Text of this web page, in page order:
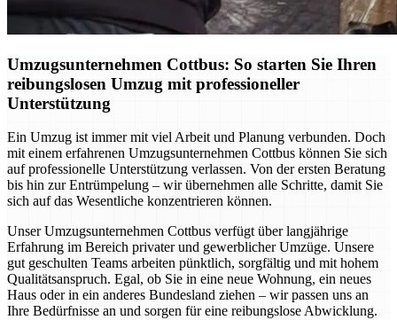
Umzugsunternehmen Cottbus: So starten Sie Ihren
reibungslosen Umzug mit professioneller
Unterstützung
Ein Umzug ist immer mit viel Arbeit und Planung verbunden. Doch
mit einem erfahrenen Umzugsunternehmen Cottbus können Sie sich
auf professionelle Unterstützung verlassen. Von der ersten Beratung
bis hin zur Entrümpelung – wir übernehmen alle Schritte, damit Sie
sich auf das Wesentliche konzentrieren können.
Unser Umzugsunternehmen Cottbus verfügt über langjährige
Erfahrung im Bereich privater und gewerblicher Umzüge. Unsere
gut geschulten Teams arbeiten pünktlich, sorgfältig und mit hohem
Qualitätsanspruch. Egal, ob Sie in eine neue Wohnung, ein neues
Haus oder in ein anderes Bundesland ziehen – wir passen uns an
Ihre Bedürfnisse an und sorgen für eine reibungslose Abwicklung.